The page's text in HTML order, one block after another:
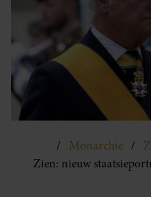
Monarchie
Zien: nieuw